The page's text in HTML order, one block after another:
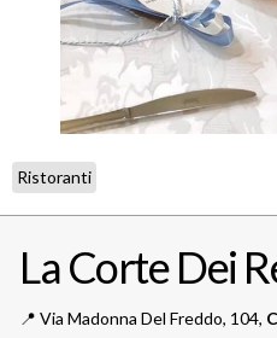
Ristoranti
La Corte Dei
📍️ Via Madonna Del Freddo, 104,